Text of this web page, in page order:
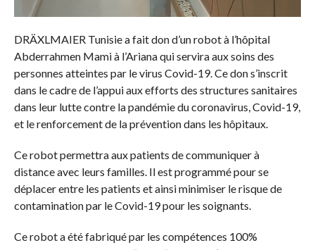
DRÄXLMAIER Tunisie a fait don d’un robot à l’hôpital
Abderrahmen Mami à l’Ariana qui servira aux soins des
personnes atteintes par le virus Covid-19. Ce don s’inscrit
dans le cadre de l’appui aux efforts des structures sanitaires
dans leur lutte contre la pandémie du coronavirus, Covid-19,
et le renforcement de la prévention dans les hôpitaux.
Ce robot permettra aux patients de communiquer à
distance avec leurs familles. Il est programmé pour se
déplacer entre les patients et ainsi minimiser le risque de
contamination par le Covid-19 pour les soignants.
Ce robot a été fabriqué par les compétences 100%